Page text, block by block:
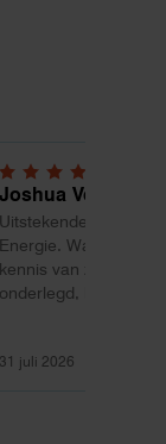
5,0 van 5 sterren
Joshua Verdonk
Uitstekende ervaring
Energie. Wat vooral
kennis van zaken:
onderlegd, heldere
Ook de nazorg is
31 juli 2026